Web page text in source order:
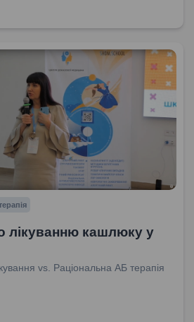
лікуванню кашлюку у
vs. Раціональна АБ терапія